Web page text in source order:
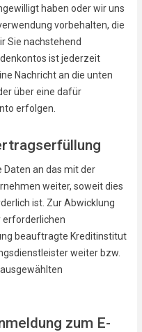
haben oder wir uns
vorbehalten, die
Sie nachstehend
ist jederzeit
Nachricht an die unten
über eine dafür
erfolgen.
an das mit der
weiter, soweit dies
ist. Zur Abwicklung
erforderlichen
beauftragte Kreditinstitut
weiter bzw.
zum E-